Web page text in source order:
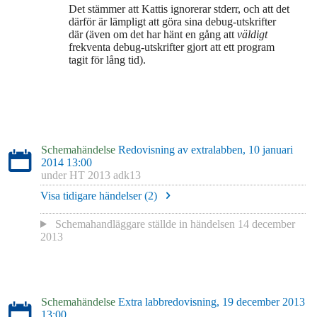
Det stämmer att Kattis ignorerar stderr, och att det
därför är lämpligt att göra sina debug-utskrifter
där (även om det har hänt en gång attväldigt
frekventa debug-utskrifter gjort att ett program
tagit för lång tid).
Schemahändelse Redovisning av extralabben, 10 januari
2014 13:00
under HT 2013 adk13
Visa tidigare händelser (2)
Schemahandläggare ställde in händelsen 14 december
2013
Schemahändelse Extra labbredovisning, 19 december 2013